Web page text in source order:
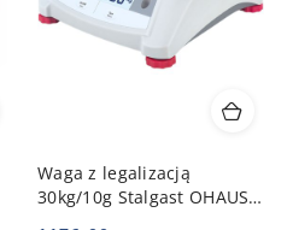
Waga z legalizacją
30kg/10g Stalgast OHAUS